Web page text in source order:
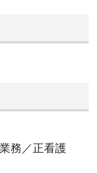
務／正看護